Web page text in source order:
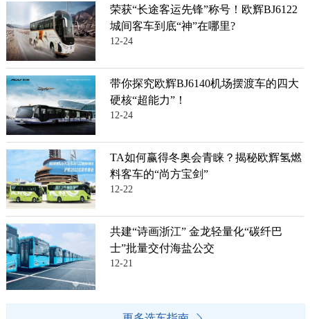
荣获“长途客运先锋”称号！欧辉BJ6122
城间客车到底“神”在哪里?
12-24
带你探究欧辉BJ6140机场摆渡车的四大
硬核“超能力”！
12-24
TA如何赢得冬奥会青睐？揭秘欧辉氢燃
料客车的“尚方宝剑”
12-22
共建“诗画浙江” 金龙轻量化“碳纤巴
士”批量交付海盐公交
12-21